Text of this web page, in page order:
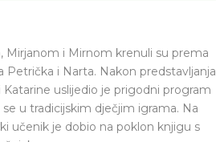
Mirjanom i Mirnom krenuli su prema
Petrička i Narta. Nakon predstavljanja
uslijedio je prigodni program
u tradicijskim dječjim igrama. Na
učenik je dobio na poklon knjigu s